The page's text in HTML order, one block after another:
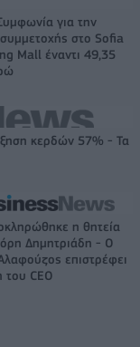
για την
στο Sofia
Mall έναντι 49,35
κερδών 57% - Τα
η θητεία
Δημητριάδη - Ο
επιστρέφει
του CEO